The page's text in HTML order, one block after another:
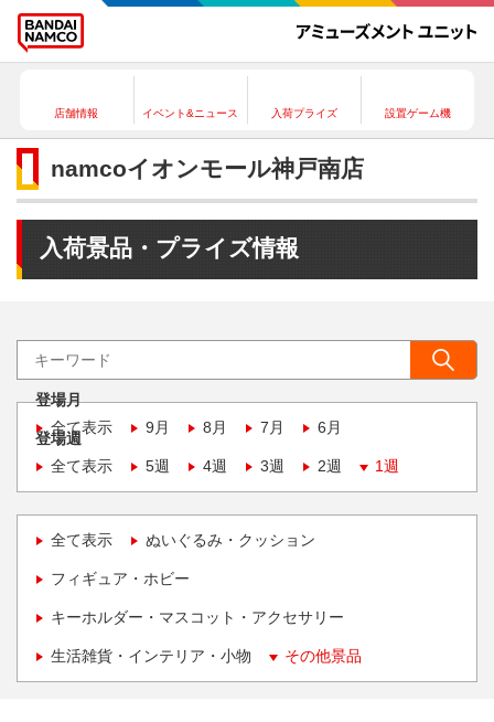
店舗情報 イベント&ニュース 入荷プライズ 設置ゲーム機
namcoイオンモール神戸南店
入荷景品・プライズ情報
登場月
全て表示
9月 8月 7月 6月
登場週
全て表示
5週 4週 3週 2週 1週
全て表示 ぬいぐるみ・クッション
フィギュア・ホビー
キーホルダー・マスコット・アクセサリー
生活雑貨・インテリア・小物 その他景品